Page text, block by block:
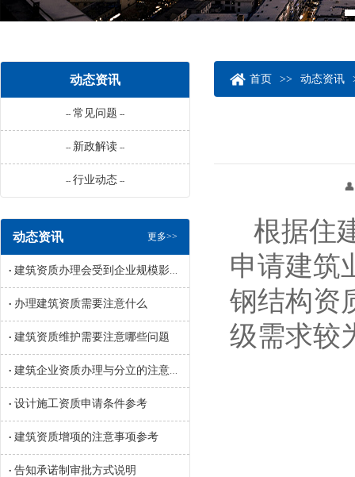
动态资讯
-- 常见问题 --
-- 新政解读 --
-- 行业动态 --
动态资讯 更多>>
• 建筑资质办理会受到企业规模影响吗
• 办理建筑资质需要注意什么
• 建筑资质维护需要注意哪些问题
• 建筑企业资质办理与分立的注意事项参考
• 设计施工资质申请条件参考
• 建筑资质增项的注意事项参考
• 告知承诺制审批方式说明
首页 >> 动态资讯
👤 来源：辽宁
根据住
申请建筑
钢结构资
级需求较